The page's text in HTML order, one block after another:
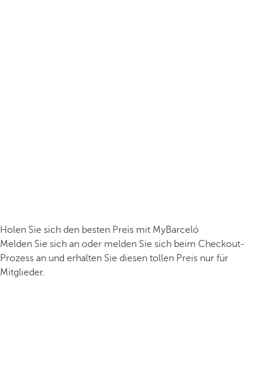
Holen Sie sich den besten Preis mit MyBarceló
Melden Sie sich an oder melden Sie sich beim Checkout-
Prozess an und erhalten Sie diesen tollen Preis nur für
Mitglieder.